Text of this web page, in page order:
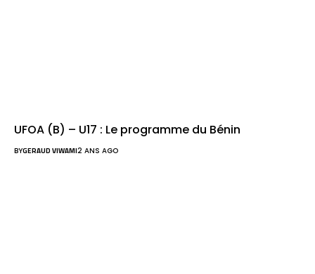
UFOA (B) – U17 : Le programme du Bénin
BYGERAUD VIWAMI2 ANS AGO